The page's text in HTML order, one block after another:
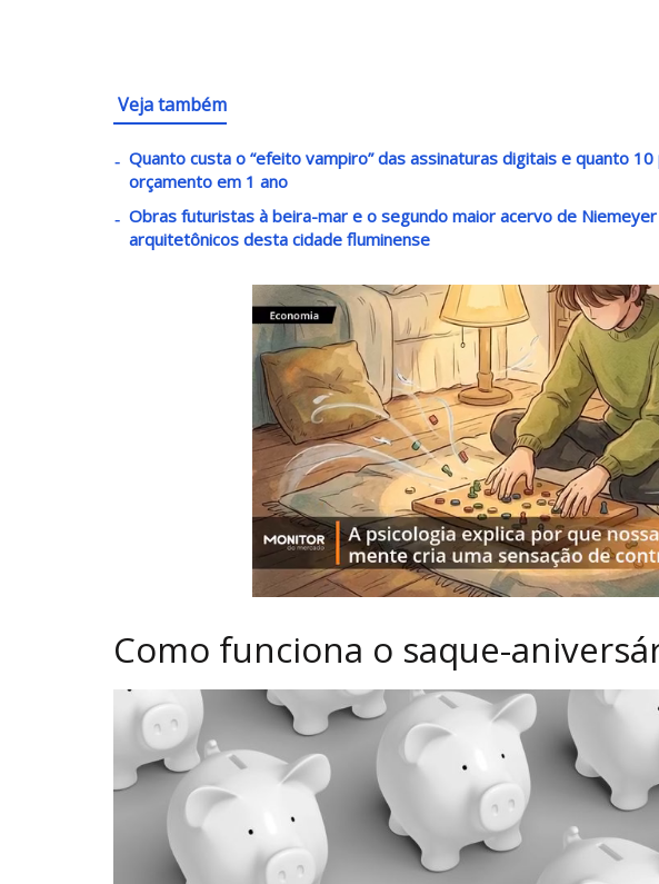
Veja também
Quanto custa o “efeito vampiro” das assinaturas digitais e quanto
orçamento em 1 ano
Obras futuristas à beira-mar e o segundo maior acervo de
arquitetônicos desta cidade fluminense
Como funciona o saque-